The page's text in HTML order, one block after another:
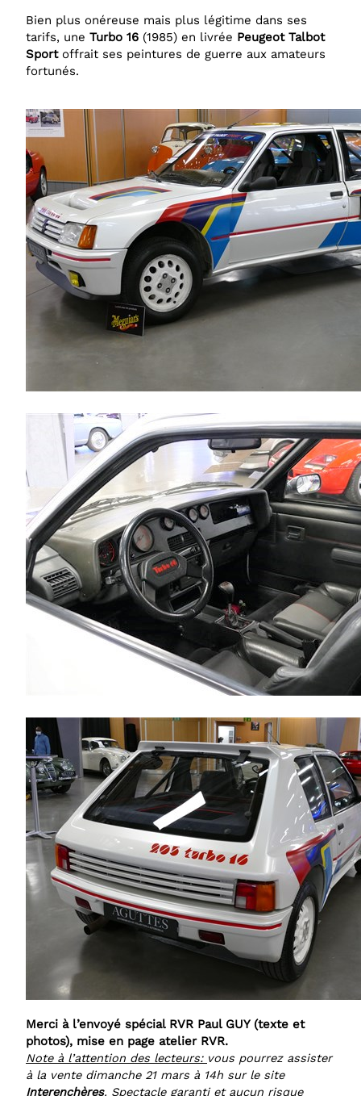
Bien plus onéreuse mais plus légitime dans ses
tarifs, une Turbo 16 (1985) en livrée Peugeot Talbot
Sportoffrait ses peintures de guerre aux amateurs
fortunés.
Merci à l’envoyé spécial RVR Paul GUY (texte et
photos), mise en page atelier RVR.
Note à l’attention des lecteurs: vous pourrez assister
à la vente dimanche 21 mars à 14h sur le site
Interenchères. Spectacle garanti et aucun risque